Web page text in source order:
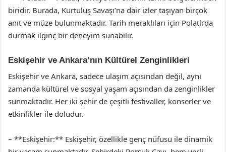
biridir. Burada, Kurtuluş Savaşı’na dair izler taşıyan birçok
anıt ve müze bulunmaktadır. Tarih meraklıları için Polatlı’da
durmak ilginç bir deneyim sunabilir.
Eskişehir ve Ankara’nın Kültürel Zenginlikleri
Eskişehir ve Ankara, sadece ulaşım açısından değil, aynı
zamanda kültürel ve sosyal yaşam açısından da zenginlikler
sunmaktadır. Her iki şehir de çeşitli festivaller, konserler ve
etkinlikler ile doludur.
– **Eskişehir:** Eskişehir, özellikle genç nüfusu ile dinamik